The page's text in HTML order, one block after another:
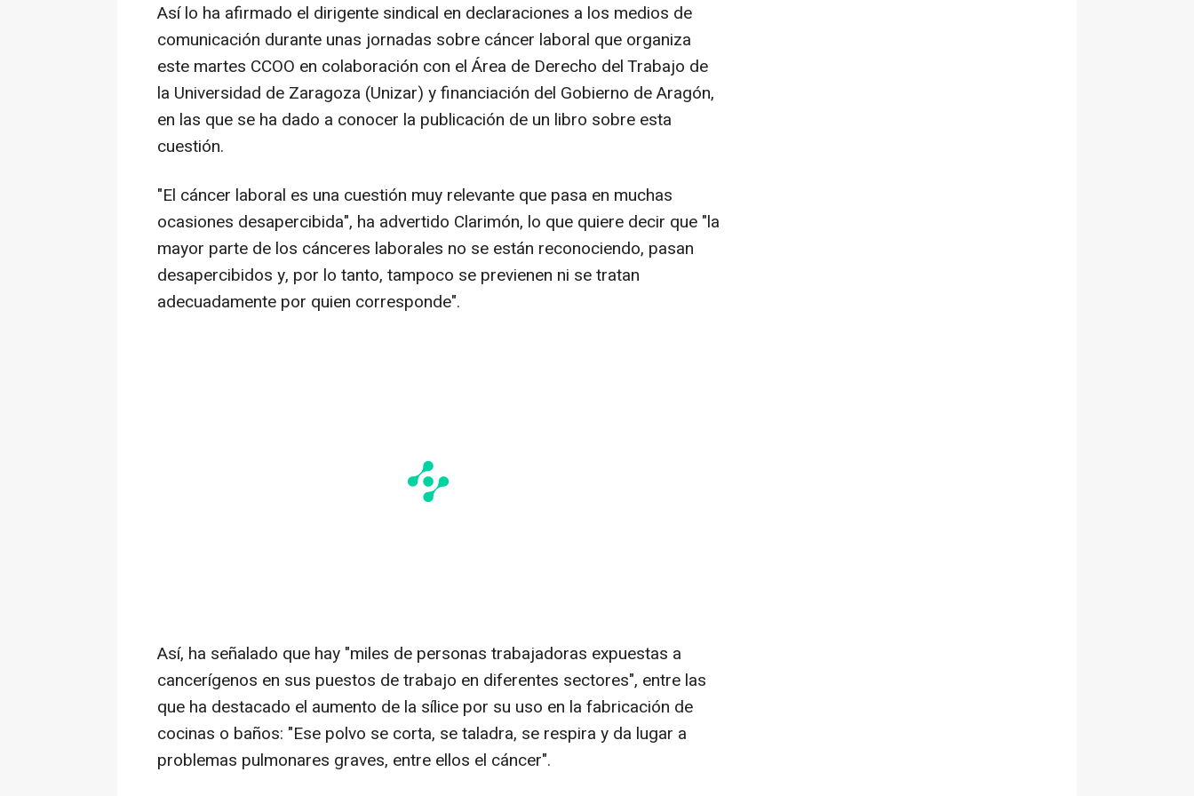
Así lo ha afirmado el dirigente sindical en declaraciones a los medios de
comunicación durante unas jornadas sobre cáncer laboral que organiza
este martes CCOO en colaboración con el Área de Derecho del Trabajo de
la Universidad de Zaragoza (Unizar) y financiación del Gobierno de Aragón,
en las que se ha dado a conocer la publicación de un libro sobre esta
cuestión.
"El cáncer laboral es una cuestión muy relevante que pasa en muchas
ocasiones desapercibida", ha advertido Clarimón, lo que quiere decir que "la
mayor parte de los cánceres laborales no se están reconociendo, pasan
desapercibidos y, por lo tanto, tampoco se previenen ni se tratan
adecuadamente por quien corresponde".
Así, ha señalado que hay "miles de personas trabajadoras expuestas a
cancerígenos en sus puestos de trabajo en diferentes sectores", entre las
que ha destacado el aumento de la sílice por su uso en la fabricación de
cocinas o baños: "Ese polvo se corta, se taladra, se respira y da lugar a
problemas pulmonares graves, entre ellos el cáncer".